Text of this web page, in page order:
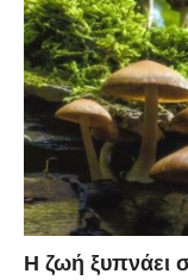
Η ζωή ξυπνάει